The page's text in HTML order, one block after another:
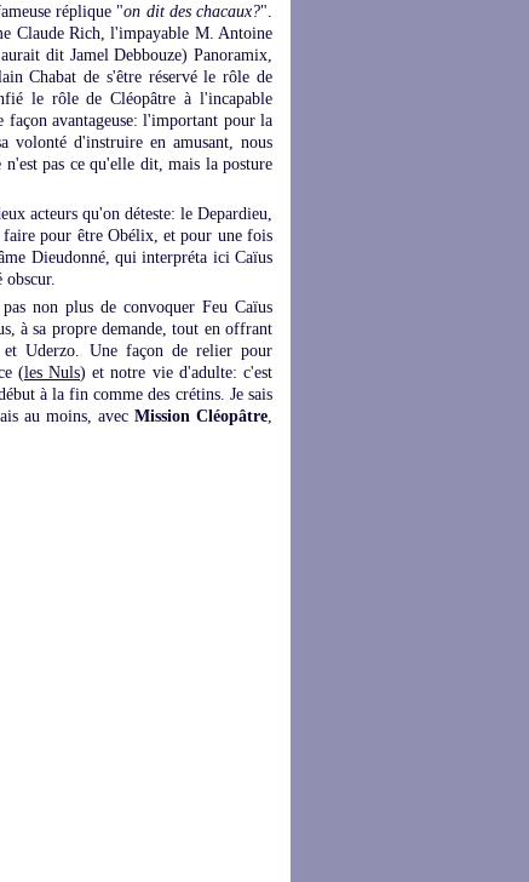
réplique "on dit des chacaux?".
Claude Rich, l'impayable M. Antoine
dit Jamel Debbouze) Panoramix,
Chabat de s'être réservé le rôle de
le rôle de Cléopâtre à l'incapable
avantageuse: l'important pour la
volonté d'instruire en amusant, nous
pas ce qu'elle dit, mais la posture
acteurs qu'on déteste: le Depardieu,
faire pour être Obélix, et pour une fois
Dieudonné, qui interpréta ici Caïus
obscur.
non plus de convoquer Feu Caïus
à sa propre demande, tout en offrant
Uderzo. Une façon de relier pour
(les Nuls) et notre vie d'adulte: c'est
à la fin comme des crétins. Je sais
au moins, avec Mission Cléopâtre,